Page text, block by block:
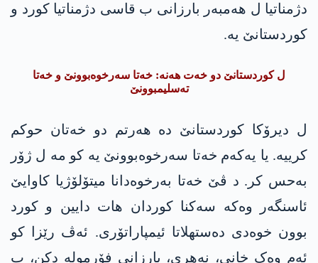
دژمناتیا ل ھەمبەر بارزانی ب قاسی دژمناتیا کورد و
کوردستانێ یە.
ل کوردستانێ دو خەت ھەنە: خەتا سەرخوەبوونێ و خەتا
تەسلیمبوونێ
ل دیرۆکا کوردستانێ دە ھەرتم دو خەتان حوکم
کرییە. یا یەکەم خەتا سەرخوەبوونێ یە کو مە ل ژۆر
بەحس کر. د ڤێ خەتا بەرخوەدانا میتۆلۆژیا کاوایێ
ئاسنگەر وەکە سەکنا کوردان ھات دایین و کورد
بوون خوەدی دەستھلاتا ئیمپاراتۆری. ئەڤ رێزا کو
ئەم وەک خانی، نەھری، بارزانی فۆرمولە دکن، ب